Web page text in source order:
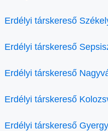
Erdélyi társkereső
Erdélyi társkereső
Erdélyi társkereső
Erdélyi társkereső
Erdélyi társkereső